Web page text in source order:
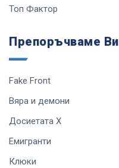
Топ Фактор
Препоръчваме Ви
Fake Front
Вяра и демони
Досиетата Х
Емигранти
Клюки